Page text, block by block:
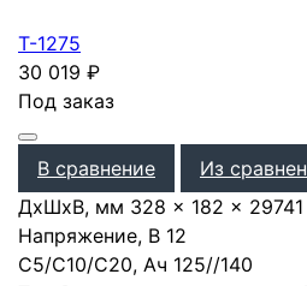
T-1275
30 019 ₽
Под заказ
В сравнение
Из
ДхШхВ, мм 328 × 182 × 297
Напряжение, В 12
С5/С10/С20, Ач 125//140